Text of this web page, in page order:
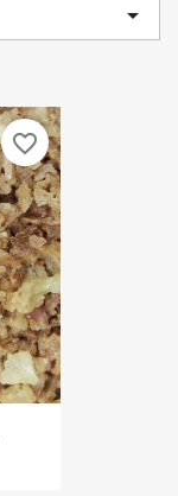

favorite_border